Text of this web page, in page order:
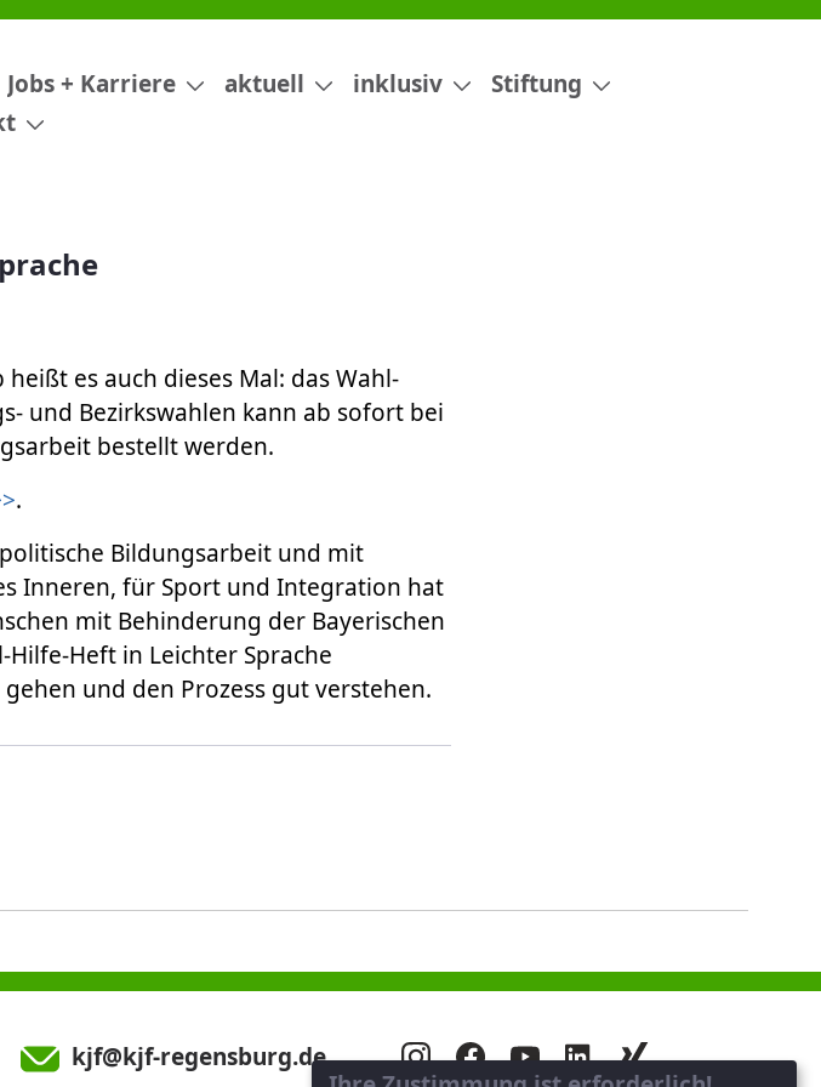
Jobs + Karriere aktuell inklusiv
Stiftung
es auch dieses Mal: das Wahl-
und Bezirkswahlen kann ab sofort bei
bestellt werden.
.
Bildungsarbeit und mit
Inneren, für Sport und Integration hat
mit Behinderung der Bayerischen
Heft in Leichter Sprache
und den Prozess gut verstehen.
kjf@kjf-regensburg.de